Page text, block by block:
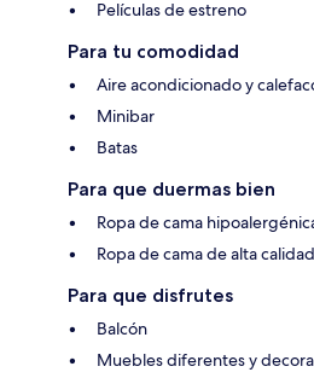
Películas de estreno
Para tu comodidad
Aire acondicionado y
Minibar
Batas
Para que duermas bien
Ropa de cama
Ropa de cama de alta calidad
Para que disfrutes
Balcón
Muebles diferentes y